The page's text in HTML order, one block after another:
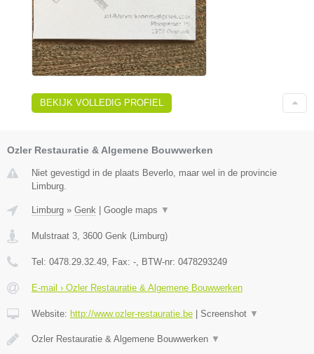
BEKIJK VOLLEDIG PROFIEL
Ozler Restauratie & Algemene Bouwwerken
Niet gevestigd in de plaats Beverlo, maar wel in de provincie
Limburg.
Limburg » Genk Google maps ▼
Mulstraat 3 3600 Genk ( Limburg)
Tel: 0478.29.32.49 , Fax: - , BTW-nr: 0478293249
E-mail › Ozler Restauratie & Algemene Bouwwerken
Website: http://www.ozler-restauratie.be Screenshot ▼
Ozler Restauratie & Algemene Bouwwerken ▼